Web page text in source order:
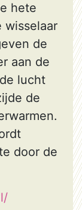
hete
wisselaar
de
aan de
lucht
de
door de